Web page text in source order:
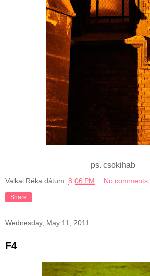
ps. csokihab
Valkai Réka dátum: 8:06 PM No comments:
Share
Wednesday, May 11, 2011
F4